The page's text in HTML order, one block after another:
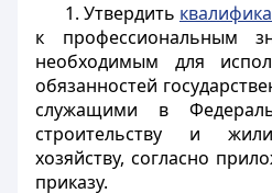
1. Утвердить
к профессиональным
необходимым для
обязанностей
служащими в
строительству и
хозяйству, согласно
приказу.